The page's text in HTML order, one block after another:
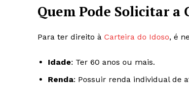
Quem Pode Solicitar a
Para ter direito à Carteira do Idoso, é
Idade: Ter 60 anos ou mais.
Renda: Possuir renda individual de